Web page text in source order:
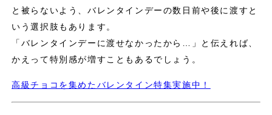
と被らないよう、バレンタインデーの数日前や後に渡すと
いう選択肢もあります。
「バレンタインデーに渡せなかったから…」と伝えれば、
かえって特別感が増すこともあるでしょう。
高級チョコを集めたバレンタイン特集実施中！